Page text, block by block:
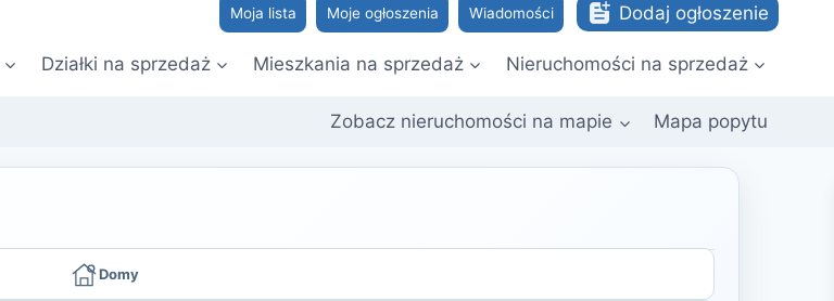
Moja lista Moje ogłoszenia Wiadomości Dodaj ogłoszenie
Działki na sprzedaż Mieszkania na sprzedaż Nieruchomości na sprzedaż
Zobacz nieruchomości na mapie Mapa popytu
Domy